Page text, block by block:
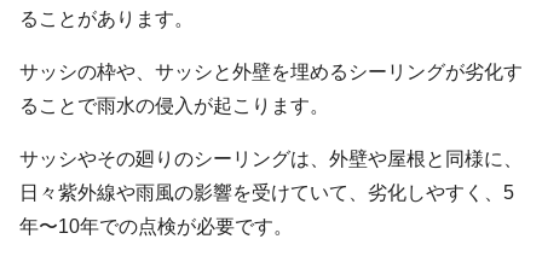
ることがあります。
サッシの枠や、サッシと外壁を埋めるシーリングが劣化す
ることで雨水の侵入が起こります。
サッシやその廻りのシーリングは、外壁や屋根と同様に、
日々紫外線や雨風の影響を受けていて、劣化しやすく、5
年〜10年での点検が必要です。